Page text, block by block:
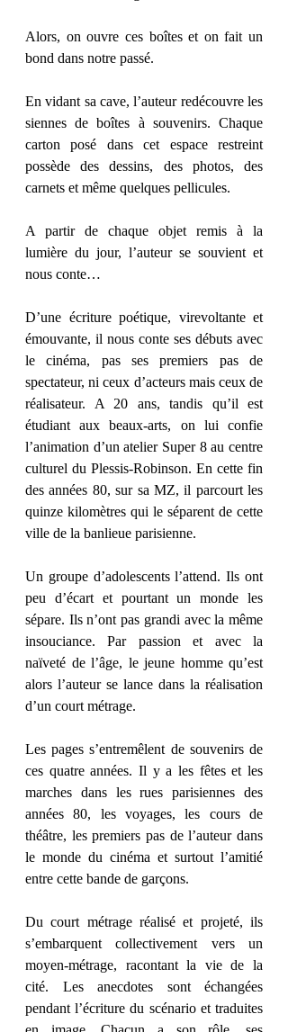
Alors, on ouvre ces boîtes et on fait un
bond dans notre passé.
En vidant sa cave, l’auteur redécouvre les
siennes de boîtes à souvenirs. Chaque
carton posé dans cet espace restreint
possède des dessins, des photos, des
carnets et même quelques pellicules.
A partir de chaque objet remis à la
lumière du jour, l’auteur se souvient et
nous conte…
D’une écriture poétique, virevoltante et
émouvante, il nous conte ses débuts avec
le cinéma, pas ses premiers pas de
spectateur, ni ceux d’acteurs mais ceux de
réalisateur. A 20 ans, tandis qu’il est
étudiant aux beaux-arts, on lui confie
l’animation d’un atelier Super 8 au centre
culturel du Plessis-Robinson. En cette fin
des années 80, sur sa MZ, il parcourt les
quinze kilomètres qui le séparent de cette
ville de la banlieue parisienne.
Un groupe d’adolescents l’attend. Ils ont
peu d’écart et pourtant un monde les
sépare. Ils n’ont pas grandi avec la même
insouciance. Par passion et avec la
naïveté de l’âge, le jeune homme qu’est
alors l’auteur se lance dans la réalisation
d’un court métrage.
Les pages s’entremêlent de souvenirs de
ces quatre années. Il y a les fêtes et les
marches dans les rues parisiennes des
années 80, les voyages, les cours de
théâtre, les premiers pas de l’auteur dans
le monde du cinéma et surtout l’amitié
entre cette bande de garçons.
Du court métrage réalisé et projeté, ils
s’embarquent collectivement vers un
moyen-métrage, racontant la vie de la
cité. Les anecdotes sont échangées
pendant l’écriture du scénario et traduites